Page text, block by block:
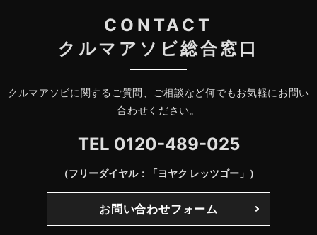
CONTACT
クルマアソビ総合窓口
クルマアソビに関するご質問、ご相談など何でもお気軽にお問い
合わせください。
TEL 0120-489-025
（フリーダイヤル：「ヨヤク レッツゴー」）
お問い合わせフォーム